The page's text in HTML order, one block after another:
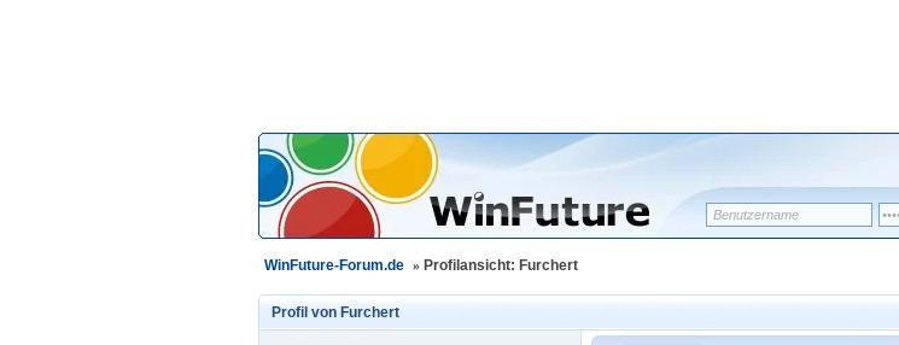
WinFuture-Forum.de » Profilansicht: Furchert
Profil von Furchert